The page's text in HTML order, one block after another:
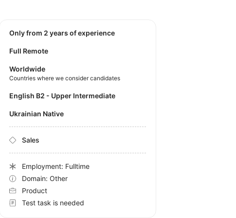
Only from 2 years of experience
Full Remote
Worldwide
Countries where we consider candidates
English B2 - Upper Intermediate
Ukrainian Native
Sales
Employment: Fulltime
Domain: Other
Product
Test task is needed